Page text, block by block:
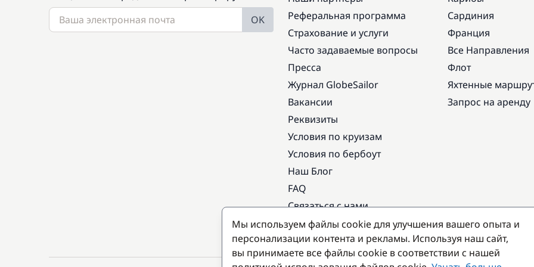
OK
Реферальная программа
Страхование и услуги
Часто задаваемые вопросы
Пресса
Журнал GlobeSailor
Вакансии
Реквизиты
Условия по круизам
Условия по бербоут
Наш Блог
FAQ
Связаться с нами
Сардиния
Франция
Все Направления
Флот
Яхтенные
Запрос на аренду
Популярные направления
Мы используем файлы cookie для улучшения вашего опыта и
персонализации контента и рекламы. Используя наш сайт,
вы принимаете все файлы cookie в соответствии с нашей